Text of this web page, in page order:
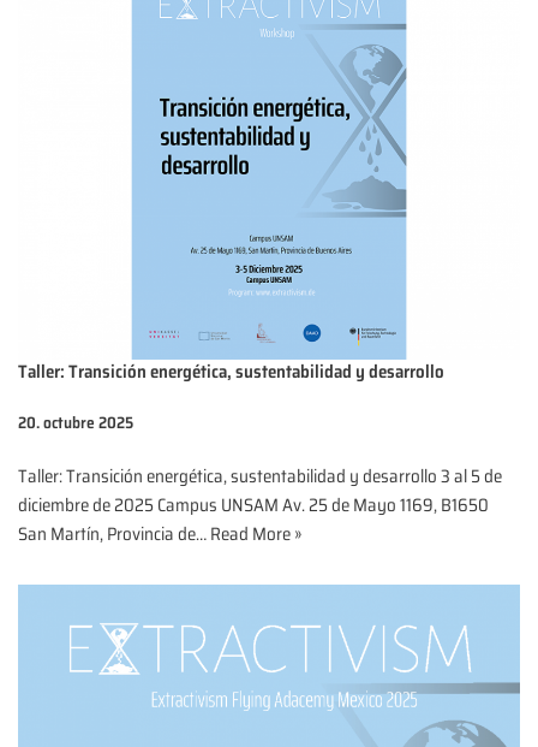
Taller: Transición energética, sustentabilidad y desarrollo
20. octubre 2025
Taller: Transición energética, sustentabilidad y desarrollo 3 al 5 de
diciembre de 2025 Campus UNSAM Av. 25 de Mayo 1169, B1650
San Martín, Provincia de…Read More »